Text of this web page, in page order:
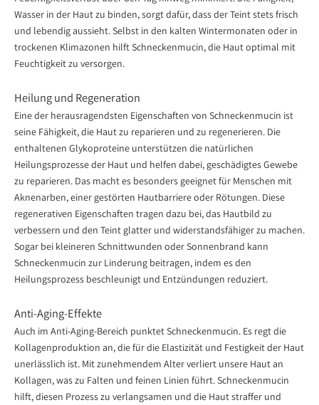
Wasser in der Haut zu binden, sorgt dafür, dass der Teint stets frisch
und lebendig aussieht. Selbst in den kalten Wintermonaten oder in
trockenen Klimazonen hilft Schneckenmucin, die Haut optimal mit
Feuchtigkeit zu versorgen.
Heilung und Regeneration
Eine der herausragendsten Eigenschaften von Schneckenmucin ist
seine Fähigkeit, die Haut zu reparieren und zu regenerieren. Die
enthaltenen Glykoproteine unterstützen die natürlichen
Heilungsprozesse der Haut und helfen dabei, geschädigtes Gewebe
zu reparieren. Das macht es besonders geeignet für Menschen mit
Aknenarben, einer gestörten Hautbarriere oder Rötungen. Diese
regenerativen Eigenschaften tragen dazu bei, das Hautbild zu
verbessern und den Teint glatter und widerstandsfähiger zu machen.
Sogar bei kleineren Schnittwunden oder Sonnenbrand kann
Schneckenmucin zur Linderung beitragen, indem es den
Heilungsprozess beschleunigt und Entzündungen reduziert.
Anti-Aging-Effekte
Auch im Anti-Aging-Bereich punktet Schneckenmucin. Es regt die
Kollagenproduktion an, die für die Elastizität und Festigkeit der Haut
unerlässlich ist. Mit zunehmendem Alter verliert unsere Haut an
Kollagen, was zu Falten und feinen Linien führt. Schneckenmucin
hilft, diesen Prozess zu verlangsamen und die Haut straffer und